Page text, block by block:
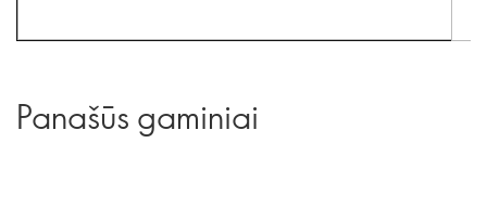
Panašūs gaminiai